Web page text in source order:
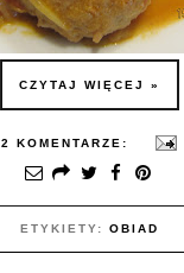
CZYTAJ WIĘCEJ »
2 KOMENTARZE:
ETYKIETY: OBIAD